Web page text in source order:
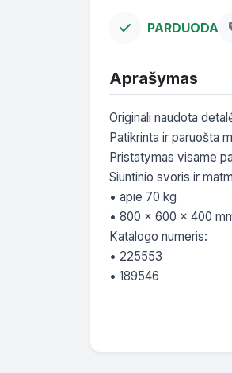
PARDUODA
Aprašymas
Originali naudota
Patikrinta ir paruošta
Pristatymas visame
Siuntinio svoris ir
• apie 70 kg
• 800 x 600 x 400
Katalogo numeris:
• 225553
• 189546